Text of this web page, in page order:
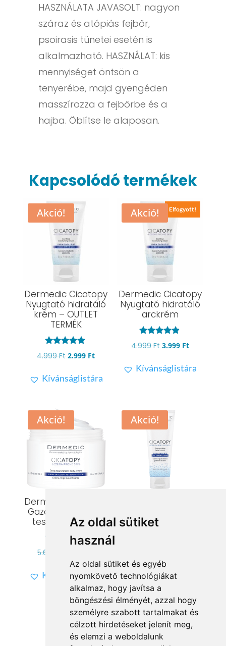
Az oldal sütiket
használ
Az oldal sütiket és egyéb
nyomkövető technológiákat
alkalmaz, hogy javítsa a
böngészési élményét, azzal hogy
személyre szabott tartalmakat és
célzott hirdetéseket jelenít meg,
és elemzi a weboldalunk
HASZNÁLATA JAVASOLT: nagyon
száraz és atópiás fejbőr,
psoirasis tünetei esetén is
alkalmazható. HASZNÁLAT: kis
mennyiséget öntsön a
tenyerébe, majd gyengéden
masszírozza a fejbőrbe és a
hajba. Öblítse le alaposan.
Kapcsolódó termékek
Akció!
Dermedic Cicatopy
Nyugtató hidratáló
krém – OUTLET
TERMÉK
Értékelés:
5.00
4.999FtOriginal
was:
2.999 FtCurrent
is:
Kívánságlistára
Akció! Elfogyott!
Dermedic Cicatopy
Nyugtató hidratáló
arckrém
Értékelés:
4.78
4.999Ft Original
was:
3.999 FtCurrent
is:
Kívánságlistára
Akció!
Dermedic Cicatopy
Gazdagon tápláló
testápoló krém
/ 5
5.699
price
was:
5.699 Ft.
price
is:
4.559 Ft.
Kívánságlistára
Akció!
kézkrém
/ 5price
was:
3.299 Ft.
Kívánságlistára